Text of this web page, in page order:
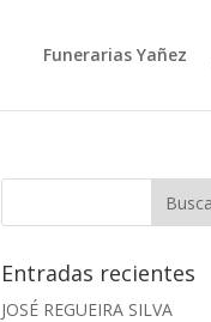
Funerarias Yañez
Entradas recientes
JOSÉ REGUEIRA SILVA